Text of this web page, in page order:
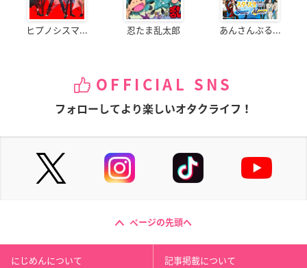
ヒプノシスマ... 忍たま乱太郎 あんさんぶる...
OFFICIAL SNS
フォローしてより楽しいオタクライフ！
ページの先頭へ
にじめんについて 記事掲載について